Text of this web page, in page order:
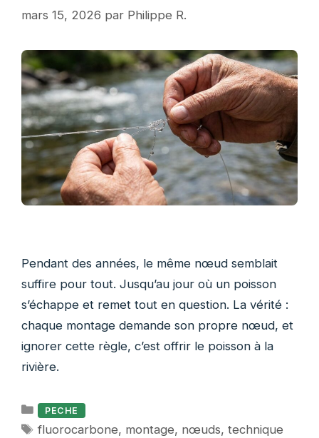
mars 15, 2026 par Philippe R.
Pendant des années, le même nœud semblait
suffire pour tout. Jusqu’au jour où un poisson
s’échappe et remet tout en question. La vérité :
chaque montage demande son propre nœud, et
ignorer cette règle, c’est offrir le poisson à la
rivière.
Catégories
PECHE
Étiquettes
fluorocarbone, montage, nœuds,technique